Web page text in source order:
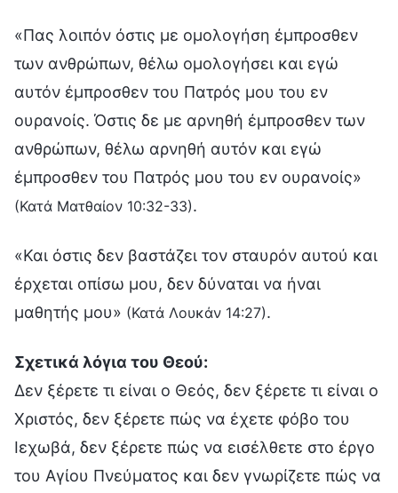
«Πας λοιπόν όστις με ομολογήση έμπροσθεν
των ανθρώπων, θέλω ομολογήσει και εγώ
αυτόν έμπροσθεν του Πατρός μου του εν
ουρανοίς. Όστις δε με αρνηθή έμπροσθεν των
ανθρώπων, θέλω αρνηθή αυτόν και εγώ
έμπροσθεν του Πατρός μου του εν ουρανοίς»
(Κατά Ματθαίον 10:32-33).
«Και όστις δεν βαστάζει τον σταυρόν αυτού και
έρχεται οπίσω μου, δεν δύναται να ήναι
μαθητής μου» (Κατά Λουκάν 14:27).
Σχετικά λόγια του Θεού:
Δεν ξέρετε τι είναι ο Θεός, δεν ξέρετε τι είναι ο
Χριστός, δεν ξέρετε πώς να έχετε φόβο του
Ιεχωβά, δεν ξέρετε πώς να εισέλθετε στο έργο
του Αγίου Πνεύματος και δεν γνωρίζετε πώς να